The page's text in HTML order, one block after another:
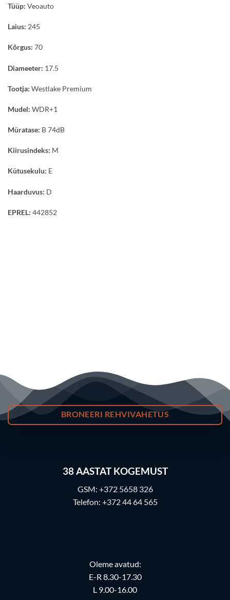
Tüüp: Veoauto
Laius: 245
Kõrgus: 70
Diameeter: 17.5
Tootja: Westlake Premium
Mudel: WDR+1
Müratase: B 74dB
Kiirusindeks: M
Kütusekulu: E
Haarduvus: D
EPREL: 442852
BRONEERI REHVIVAHETUS
38AASTAT KOGEMUST
GSM: +372 5658 326
Telefon: +372 44 64 565
Oleme avatud:
E-R 8.30-17.30
L 9.00-16.00